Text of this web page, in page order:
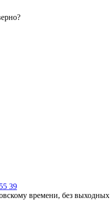
39
времени, без выходных